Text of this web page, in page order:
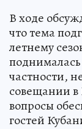
В ходе
что тема
летнему
частности,
совещании в
вопросы
гостей